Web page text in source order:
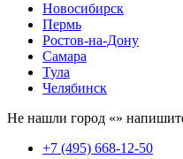
Новосибирск
Пермь
Ростов-на-Дону
Самара
Тула
Челябинск
Не нашли город «»
+7 (495) 668-12-50